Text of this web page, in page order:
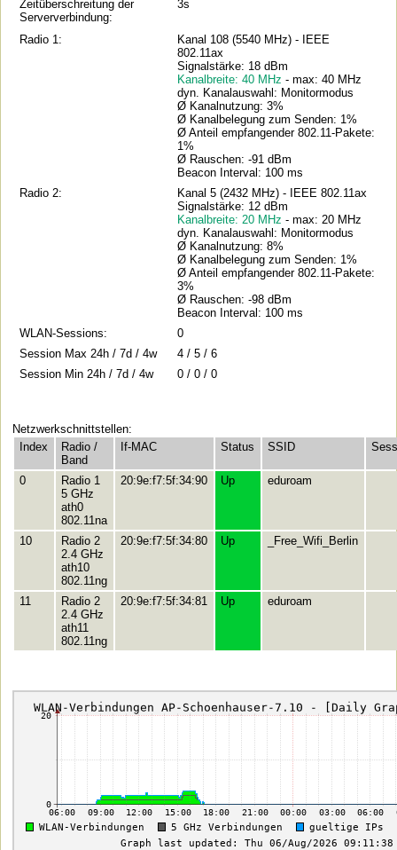
Zeitüberschreitung der
Serververbindung:
3s
Radio 1:
Kanal 108 (5540 MHz) - IEEE
802.11ax
Signalstärke: 18 dBm
Kanalbreite: 40 MHz- max: 40 MHz
dyn. Kanalauswahl: Monitormodus
Ø Kanalnutzung: 3%
Ø Kanalbelegung zum Senden: 1%
Ø Anteil empfangender 802.11-Pakete:
1%
Ø Rauschen: -91 dBm
Beacon Interval: 100 ms
Radio 2:
Kanal 5 (2432 MHz) - IEEE 802.11ax
Signalstärke: 12 dBm
Kanalbreite: 20 MHz- max: 20 MHz
dyn. Kanalauswahl: Monitormodus
Ø Kanalnutzung: 8%
Ø Kanalbelegung zum Senden: 1%
Ø Anteil empfangender 802.11-Pakete:
3%
Ø Rauschen: -98 dBm
Beacon Interval: 100 ms
WLAN-Sessions:
0
Session Max 24h / 7d / 4w
4 / 5 / 6
Session Min 24h / 7d / 4w
0 / 0 / 0
Netzwerkschnittstellen:
Index
Radio /
Band
If-MAC Status SSID
0
Radio 1
5 GHz
ath0
802.11na
20:9e:f7:5f:34:90 Up eduroam
10
Radio 2
2.4 GHz
ath10
802.11ng
20:9e:f7:5f:34:80 Up _Free_Wifi_Berlin
11
Radio 2
2.4 GHz
ath11
802.11ng
20:9e:f7:5f:34:81 Up eduroam